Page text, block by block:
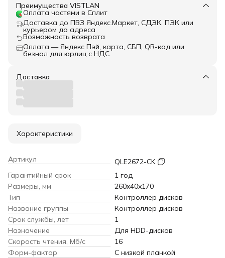
Преимущества VISTLAN
Оплата частями в Сплит
Доставка до ПВЗ Яндекс.Маркет, СДЭК, ПЭК или
курьером до адреса
Возможность возврата
Оплата — Яндекс Пэй, карта, СБП, QR-код или
безнал для юрлиц с НДС
Доставка
Характеристики
Артикул
QLE2672-CK
Гарантийный срок
1 год
Размеры, мм
260x40x170
Тип
Контроллер дисков
Название группы
Контроллер дисков
Срок службы, лет
1
Назначение
Для HDD-дисков
Скорость чтения, Мб/с
16
Форм-фактор
С низкой планкой